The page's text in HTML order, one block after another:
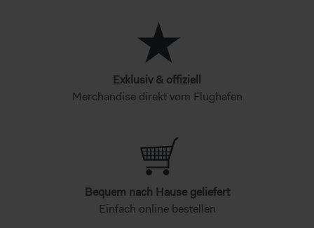
Exklusiv & offiziell
Merchandise direkt vom Flughafen
Bequem nach Hause geliefert
Einfach online bestellen